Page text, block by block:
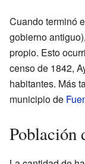
Cuando terminó
gobierno
propio. Esto
censo de 1842,
habitantes. Más
municipio de